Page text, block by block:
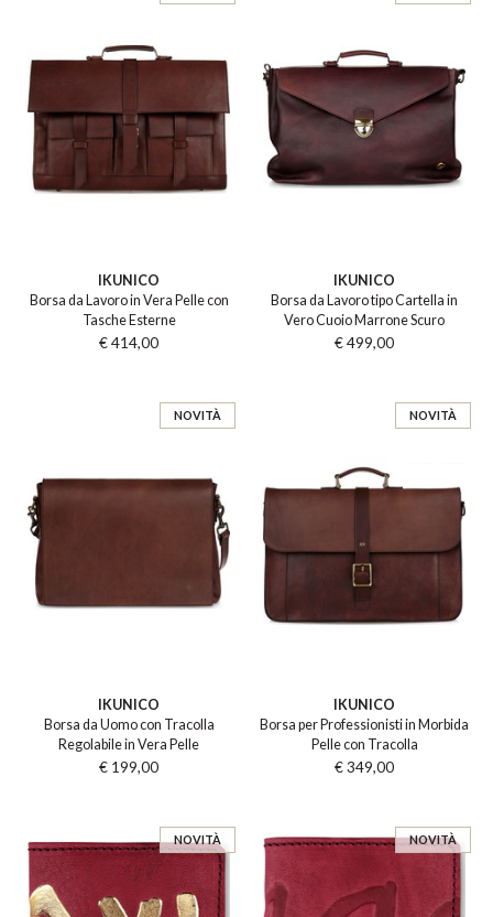
IKUNICO
Borsa da Lavoro in Vera Pelle con
Tasche Esterne
€ 414,00
IKUNICO
Borsa da Lavoro tipo Cartella in
Vero Cuoio Marrone Scuro
€ 499,00
NOVITÀ
IKUNICO
Borsa da Uomo con Tracolla
Regolabile in Vera Pelle
€ 199,00
NOVITÀ
IKUNICO
Borsa per Professionisti in Morbida
Pelle con Tracolla
€ 349,00
NOVITÀ NOVITÀ